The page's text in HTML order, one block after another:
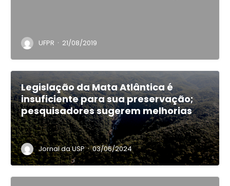
UFPR · 21/08/2019
Legislação da Mata Atlântica é
insuficiente para sua preservação;
pesquisadores sugerem melhorias
Jornal da USP · 03/06/2024